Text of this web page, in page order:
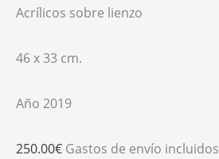
Acrílicos sobre lienzo
46 x 33 cm.
Año 2019
250.00€ Gastos de envío incluidos